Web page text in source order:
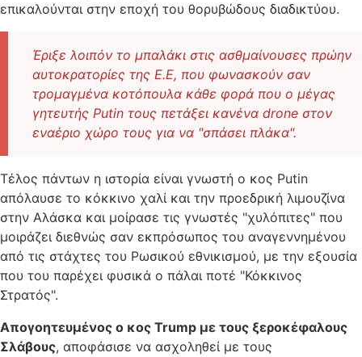
επικαλούνται στην εποχή του θορυβώδους διαδικτύου.
Έριξε λοιπόν το μπαλάκι στις ασθμαίνουσες πρώην
αυτοκρατορίες της Ε.Ε, που φωνασκούν σαν
τρομαγμένα κοτόπουλα κάθε φορά που ο μέγας
γητευτής Putin τους πετάξει κανένα drone στον
εναέριο χώρο τους για να "σπάσει πλάκα".
Τέλος πάντων η ιστορία είναι γνωστή ο κος Putin
απόλαυσε το κόκκινο χαλί και την προεδρική λιμουζίνα
στην Αλάσκα και μοίρασε τις γνωστές "χυλόπιτες" που
μοιράζει διεθνώς σαν εκπρόσωπος του αναγεννημένου
από τις στάχτες του Ρωσικού εθνικισμού, με την εξουσία
που του παρέχει φυσικά ο πάλαι ποτέ "Κόκκινος
Στρατός".
Απογοητευμένος ο κος Trump με τους ξεροκέφαλους
Σλάβους, αποφάσισε να ασχοληθεί με τους